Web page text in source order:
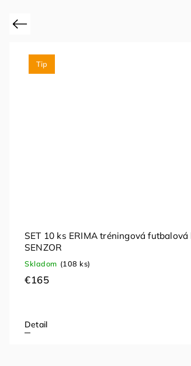
Previous
Tip
SET 10 ks ERIMA tréningová futbalová
SENZOR
Skladom (108 ks)
€165
Detail